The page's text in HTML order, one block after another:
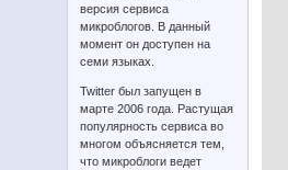
версия сервиса
микроблогов. В данный
момент он доступен на
семи языках.
Twitter был запущен в
марте 2006 года. Растущая
популярность сервиса во
многом объясняется тем,
что микроблоги ведет